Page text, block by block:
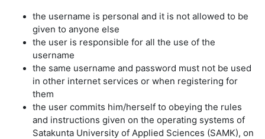
the username is personal and it is not allowed to be
given to anyone else
the user is responsible for all the use of the
username
the same username and password must not be used
in other internet services or when registering for
them
the user commits him/herself to obeying the rules
and instructions given on the operating systems of
Satakunta University of Applied Sciences (SAMK), on